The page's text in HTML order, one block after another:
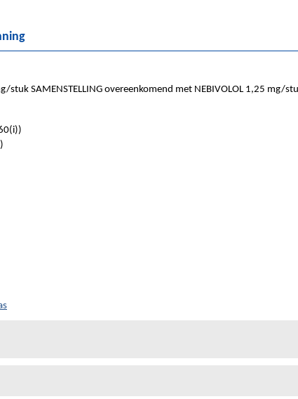
stuk SAMENSTELLING overeenkomend met NEBIVOLOL 1,25 mg/